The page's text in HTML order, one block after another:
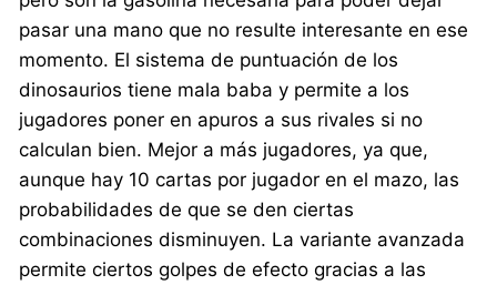
pasar una mano que no resulte interesante en ese
momento. El sistema de puntuación de los
dinosaurios tiene mala baba y permite a los
jugadores poner en apuros a sus rivales si no
calculan bien. Mejor a más jugadores, ya que,
aunque hay 10 cartas por jugador en el mazo, las
probabilidades de que se den ciertas
combinaciones disminuyen. La variante avanzada
permite ciertos golpes de efecto gracias a las